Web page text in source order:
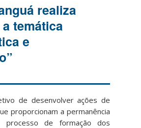
realiza
temática
e
de desenvolver ações de
proporcionam a permanência
de formação dos